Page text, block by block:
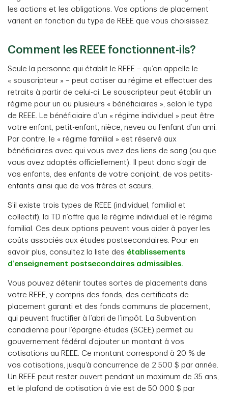
les actions et les obligations. Vos options de placement
varient en fonction du type de REEE que vous choisissez.
Comment les REEE fonctionnent-ils?
Seule la personne qui établit le REEE – qu’on appelle le
« souscripteur » – peut cotiser au régime et effectuer des
retraits à partir de celui-ci. Le souscripteur peut établir un
régime pour un ou plusieurs « bénéficiaires », selon le type
de REEE. Le bénéficiaire d’un « régime individuel » peut être
votre enfant, petit-enfant, nièce, neveu ou l’enfant d’un ami.
Par contre, le « régime familial » est réservé aux
bénéficiaires avec qui vous avez des liens de sang (ou que
vous avez adoptés officiellement). Il peut donc s’agir de
vos enfants, des enfants de votre conjoint, de vos petits-
enfants ainsi que de vos frères et sœurs.
S’il existe trois types de REEE (individuel, familial et
collectif), la TD n’offre que le régime individuel et le régime
familial. Ces deux options peuvent vous aider à payer les
coûts associés aux études postsecondaires. Pour en
savoir plus, consultez la liste des établissements
d’enseignement postsecondaires admissibles.
Vous pouvez détenir toutes sortes de placements dans
votre REEE, y compris des fonds, des certificats de
placement garanti et des fonds communs de placement,
qui peuvent fructifier à l’abri de l’impôt. La Subvention
canadienne pour l’épargne-études (SCEE) permet au
gouvernement fédéral d’ajouter un montant à vos
cotisations au REEE. Ce montant correspond à 20 % de
vos cotisations, jusqu’à concurrence de 2 500 $ par année.
Un REEE peut rester ouvert pendant un maximum de 35 ans,
et le plafond de cotisation à vie est de 50 000 $ par